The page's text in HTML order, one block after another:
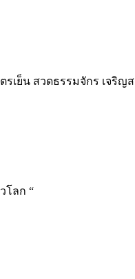
เย็น สวดธรรมจักร เจริญ
โลก “